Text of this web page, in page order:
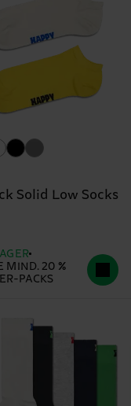
Solid Low Socks
MIND. 20 %
PACKS